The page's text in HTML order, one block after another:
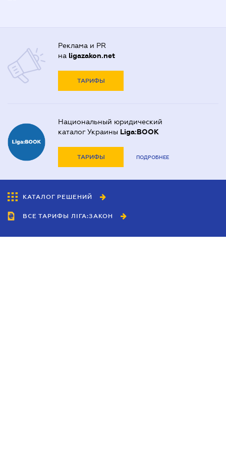
Реклама и PR
на ligazakon.net
ТАРИФЫ
Национальный юридический
каталог Украины Liga:BOOK
ТАРИФЫ ПОДРОБНЕЕ
КАТАЛОГ РЕШЕНИЙ
ВСЕ ТАРИФЫ ЛІГА:ЗАКОН